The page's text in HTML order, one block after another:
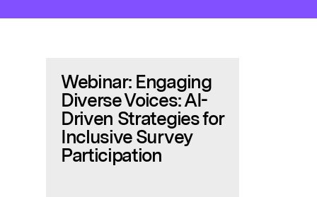
Webinar: Engaging
Diverse Voices: AI-
Driven Strategies for
Inclusive Survey
Participation